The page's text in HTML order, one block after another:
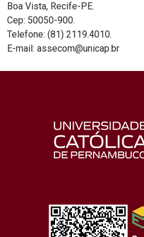
Boa Vista, Recife-PE.
Cep: 50050-900.
Telefone: (81) 2119.4010.
E-mail: assecom@unicap.br